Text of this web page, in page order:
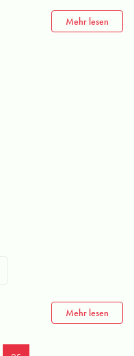
Mehr lesen
Mehr lesen